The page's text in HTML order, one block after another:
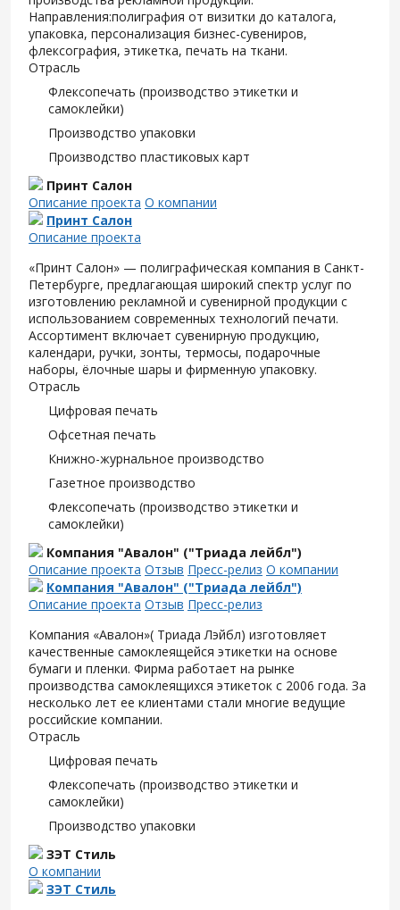
Направления:полиграфия от визитки до каталога,
упаковка, персонализация бизнес-сувениров,
флексография, этикетка, печать на ткани.
Отрасль
Флексопечать (производство этикетки и
самоклейки)
Производство упаковки
Производство пластиковых карт
Принт Салон
Описание проекта О компании
Принт Салон
Описание проекта
«Принт Салон» — полиграфическая компания в Санкт-
Петербурге, предлагающая широкий спектр услуг по
изготовлению рекламной и сувенирной продукции с
использованием современных технологий печати.
Ассортимент включает сувенирную продукцию,
календари, ручки, зонты, термосы, подарочные
наборы, ёлочные шары и фирменную упаковку.
Отрасль
Цифровая печать
Офсетная печать
Книжно-журнальное производство
Газетное производство
Флексопечать (производство этикетки и
самоклейки)
Компания "Авалон" ("Триада лейбл")
Описание проекта Отзыв Пресс-релиз О компании
Компания "Авалон" ("Триада лейбл")
Описание проекта Отзыв Пресс-релиз
Компания «Авалон»( Триада Лэйбл) изготовляет
качественные самоклеящейся этикетки на основе
бумаги и пленки. Фирма работает на рынке
производства самоклеящихся этикеток с 2006 года. За
несколько лет ее клиентами стали многие ведущие
российские компании.
Отрасль
Цифровая печать
Флексопечать (производство этикетки и
самоклейки)
Производство упаковки
ЗЭТ Стиль
О компании
ЗЭТ Стиль